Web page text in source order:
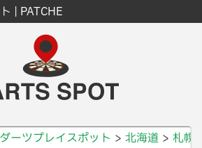
| PATCHE
ダーツプレイスポット 北海道 札幌